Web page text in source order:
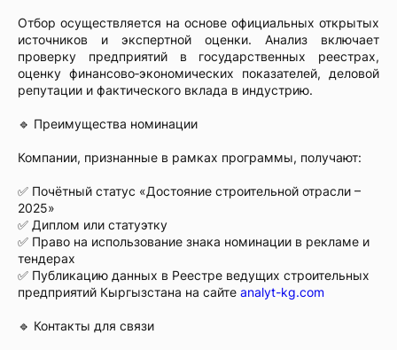
Отбор осуществляется на основе официальных открытых
источников и экспертной оценки. Анализ включает
проверку предприятий в государственных реестрах,
оценку финансово‑экономических показателей, деловой
репутации и фактического вклада в индустрию.
🔹 Преимущества номинации
Компании, признанные в рамках программы, получают:
✅ Почётный статус «Достояние строительной отрасли –
2025»
✅ Диплом или статуэтку
✅ Право на использование знака номинации в рекламе и
тендерах
✅ Публикацию данных в Реестре ведущих строительных
предприятий Кыргызстана на сайте analyt-kg.com
🔹 Контакты для связи